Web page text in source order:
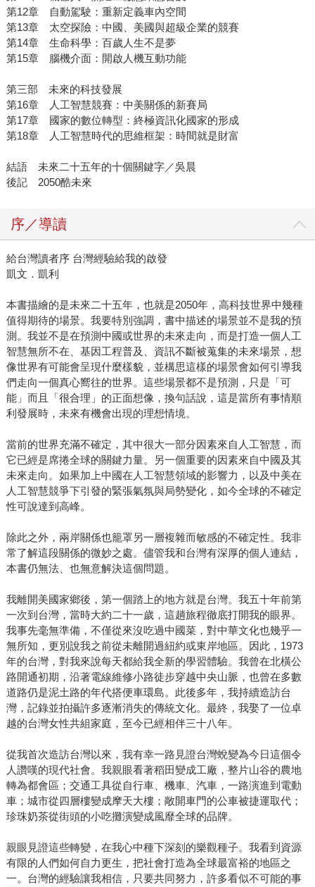
第12章 自動駕駛：重新定義車內空間
第13章 太空探險：中國、美國與超級企業的競賽
第14章 生命科學：百歲人生不是夢
第15章 腦機介面：開啟人機互動功能
第三部 未來的科技發展
第16章 人工智慧競賽：中美關係的新賽局
第17章 國家的數位轉型：終極資訊化國家的形成
第18章 人工智慧時代的思維框架：時間就是財富
結語 未來二十五年的十個關鍵字／吳晨
後記 2050酷未來
序／導讀
給台灣讀者序 台灣經驗給我的啟發
凱文．凱利
本書描繪的是未來二十五年，也就是2050年，高科技世界中幾種
值得期待的場景。我要特別強調，書中描述的場景並不是我的預
測。我並不是在預測中國或世界的未來走向，而是打造一個人工
智慧無所不在、基因工程普及、資訊不斷被蒐集的未來場景，想
像世界有可能會呈現什麼樣貌，並構思這樣的場景會如何引導我
們走向一個真心嚮往的世界。這些場景都不是預測，只是「可
能」而且「很合理」的正面想像，換句話說，這是當所有事情順
利發展時，未來有機會出現的理想情境。
當前的世界充滿不確定，其中很大一部分因素來自人工智慧，而
它已經是席捲全球的關鍵力量。另一個重要的因素來自中國及其
未來走向。如果加上中國在人工智慧領域的影響力，以及中美在
人工智慧競爭下引發的緊張氣氛與局勢變化，如今全球的不確定
性可說達到高峰。
除此之外，兩岸關係也籠罩另一層複雜而敏感的不確定性。我非
常了解這段關係的微妙之處。儘管我和台灣有深厚的個人連結，
本書仍無法、也無意解決這個問題。
我離開美國家鄉後，第一個踏上的地方就是台灣。我五十年前第
一次到台灣，當時大約二十一歲，這趟旅程徹底打開我的眼界。
我事先毫無準備，不僅從來沒吃過中國菜，對中華文化也幾乎一
無所知，更別說我之前從未離開過紐約或東岸地區。因此，1973
年的台灣，對我來說每天都給我全新的學習體驗。我曾在北橫公
路開通初期，沿著電線維修小路徒步穿越中央山脈，也曾在多數
道路仍是泥土路的年代搭便車環島。此後多年，我持續造訪台
灣，記錄並拍攝許多逐漸消失的傳統文化。最終，我娶了一位卓
越的台灣女性共組家庭，至今已經相伴三十八年。
從我首次造訪台灣以來，我有幸一路見證台灣蛻變為今日這個令
人讚嘆的現代社會。我親眼看著稻田變成工廠，整片山谷的農地
轉為都會區；交通工具從自行車、機車、汽車，一路演進到電動
車；城市從四層樓變成摩天大樓；敞開車門的公車被捷運取代；
珍珠奶茶從街頭的小吃攤演變成風靡全球的品牌。
親眼見證這些轉變，在我心中種下深刻的樂觀種子。我看到資源
有限的人們如何自力更生，把社會打造為全球最富裕的地區之
一。台灣的經驗讓我相信，只要共同努力，許多看似不可能的事